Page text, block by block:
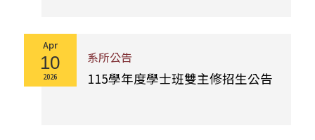
Apr
10
2026
系所公告
115學年度學士班雙主修招生公告